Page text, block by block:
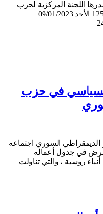
اللجنة المركزية لحزب
في حزب
السوري اجتماعه
2020 حيث استعرض في جدول أعماله
روسية ، والتي تناولت